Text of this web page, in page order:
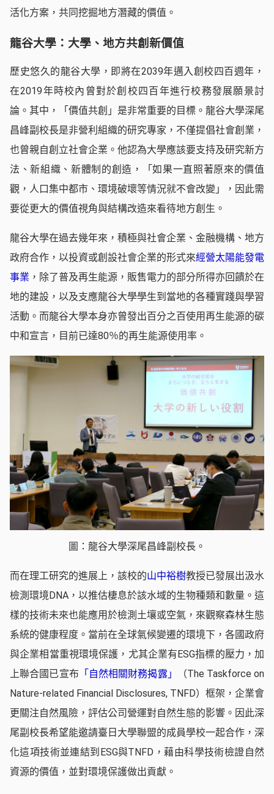
活化方案，共同挖掘地方潛藏的價值。
龍谷大學：大學、地方共創新價值
歷史悠久的龍谷大學，即將在2039年邁入創校四百週年，
在2019年時校內曾對於創校四百年進行校務發展願景討
論。其中，「價值共創」是非常重要的目標。龍谷大學深尾
昌峰副校長是非營利組織的研究專家，不僅提倡社會創業，
也曾親自創立社會企業。他認為大學應該要支持及研究新方
法、新組織、新體制的創造，「如果一直照著原來的價值
觀，人口集中都市、環境破壞等情況就不會改變」，因此需
要從更大的價值視角與結構改造來看待地方創生。
龍谷大學在過去幾年來，積極與社會企業、金融機構、地方
政府合作，以投資或創設社會企業的形式來經營太陽能發電
事業 ，除了普及再生能源，販售電力的部分所得亦回饋於在
地的建設，以及支應龍谷大學學生到當地的各種實踐與學習
活動。而龍谷大學本身亦曾發出百分之百使用再生能源的碳
中和宣言，目前已達80％的再生能源使用率。
圖：龍谷大學深尾昌峰副校長。
而在理工研究的進展上，該校的山中裕樹教授已發展出汲水
檢測環境DNA，以推估棲息於該水域的生物種類和數量。這
樣的技術未來也能應用於檢測土壤或空氣，來觀察森林生態
系統的健康程度。當前在全球氣候變遷的環境下，各國政府
與企業相當重視環境保護，尤其企業有ESG指標的壓力，加
上聯合國已宣布 「自然相關財務揭露」
（The Taskforce on
Nature-related Financial Disclosures, TNFD）框架，企業會
更關注自然風險，評估公司營運對自然生態的影響。因此深
尾副校長希望能邀請臺日大學聯盟的成員學校一起合作，深
化這項技術並連結到ESG與TNFD，藉由科學技術檢證自然
資源的價值，並對環境保護做出貢獻。